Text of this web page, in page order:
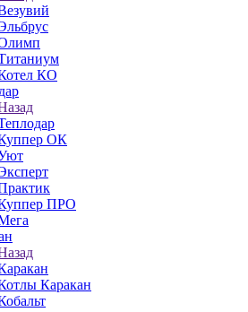
КО
ОК
ПРО
Каракан